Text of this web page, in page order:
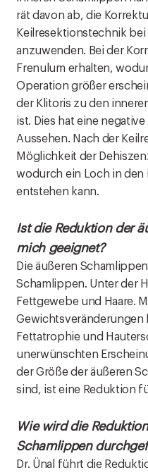
rät davon ab, die
Keilresektionstechnik
anzuwenden. Bei der
Frenulum erhalten,
Operation größer
der Klitoris zu den
ist. Dies hat eine
Aussehen. Nach der
Möglichkeit der
wodurch ein Loch in den
entstehen kann.
Ist die Reduktion der
mich geeignet?
Die äußeren
Schamlippen. Unter der
Fettgewebe und Haare.
Gewichtsveränderungen
Fettatrophie und
unerwünschten
der Größe der äußeren
sind, ist eine Reduktion
Wie wird die
Schamlippen
Dr. Ünal führt die